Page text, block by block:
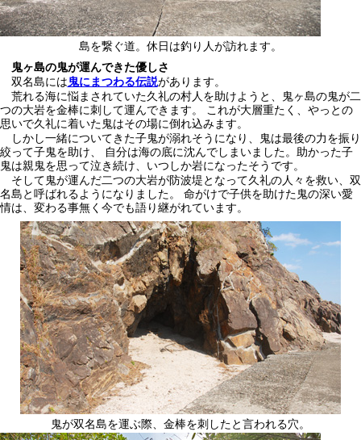
島を繋ぐ道。休日は釣り人が訪れます。
鬼ヶ島の鬼が運んできた優しさ
双名島には 鬼にまつわる伝説があります。
荒れる海に悩まされていた久礼の村人を助けようと、鬼ヶ島の鬼が二
つの大岩を金棒に刺して運んできます。 これが大層重たく、やっとの
思いで久礼に着いた鬼はその場に倒れ込みます。
しかし一緒についてきた子鬼が溺れそうになり、鬼は最後の力を振り
絞って子鬼を助け、 自分は海の底に沈んでしまいました。助かった子
鬼は親鬼を思って泣き続け、いつしか岩になったそうです。
そして鬼が運んだ二つの大岩が防波堤となって久礼の人々を救い、双
名島と呼ばれるようになりました。 命がけで子供を助けた鬼の深い愛
情は、変わる事無く今でも語り継がれています。
鬼が双名島を運ぶ際、金棒を刺したと言われる穴。